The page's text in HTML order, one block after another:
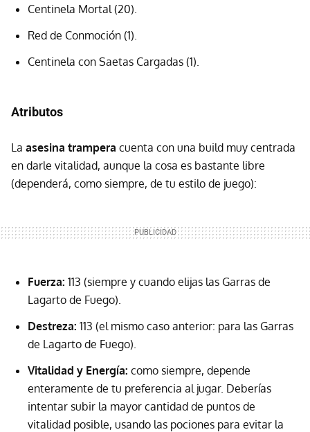
Centinela Mortal (20).
Red de Conmoción (1).
Centinela con Saetas Cargadas (1).
Atributos
La asesina trampera cuenta con una build muy centrada
en darle vitalidad, aunque la cosa es bastante libre
(dependerá, como siempre, de tu estilo de juego):
Fuerza: 113 (siempre y cuando elijas las Garras de
Lagarto de Fuego).
Destreza: 113 (el mismo caso anterior: para las Garras
de Lagarto de Fuego).
Vitalidad y Energía: como siempre, depende
enteramente de tu preferencia al jugar. Deberías
intentar subir la mayor cantidad de puntos de
vitalidad posible, usando las pociones para evitar la